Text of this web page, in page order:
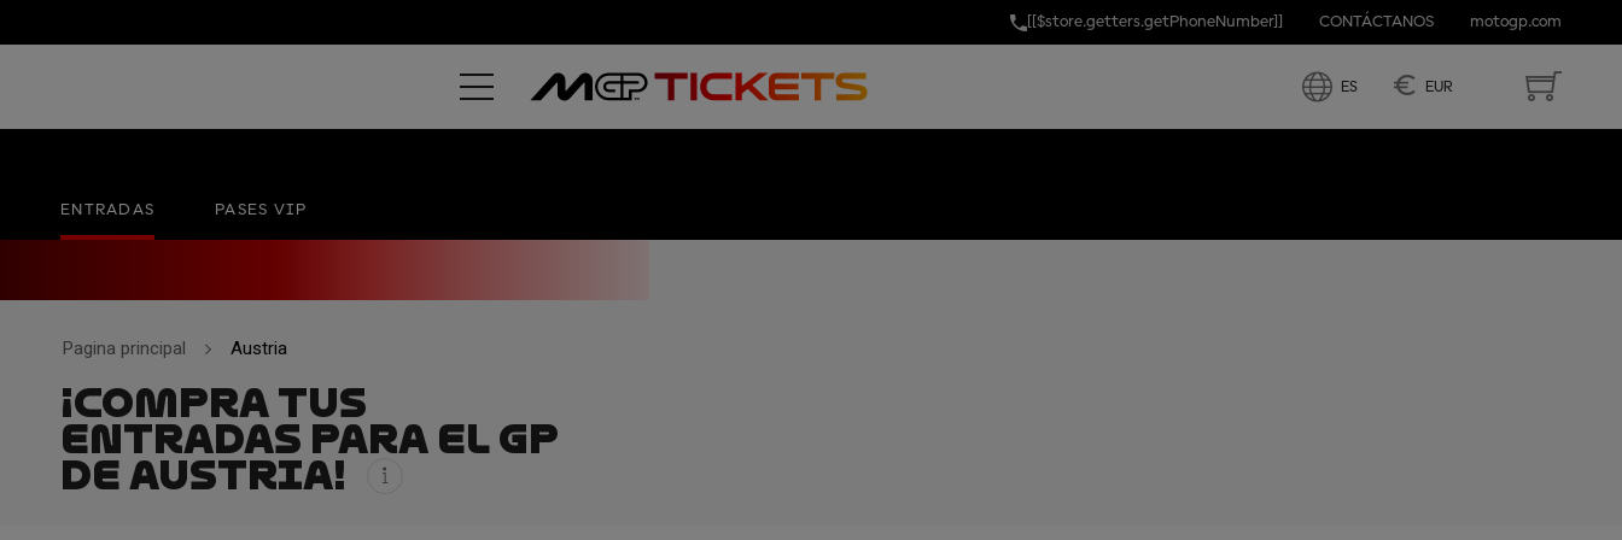
[[$store.getters.getPhoneNumber]] CONTÁCTANOS motogp.com
ES € EUR
GRAND PRIX OF AUSTRIA
ENTRADAS PASES VIP
Pagina principal Austria
¡COMPRA TUS
ENTRADAS PARA EL GP
DE AUSTRIA!